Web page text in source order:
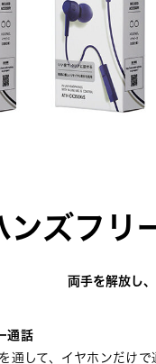
ンズフリ
両手を解放し
通話
通して、イヤホンだけ